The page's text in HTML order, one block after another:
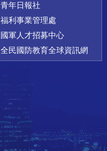
青年日報社
福利事業管理處
國軍人才招募中心
全民國防教育全球資訊網